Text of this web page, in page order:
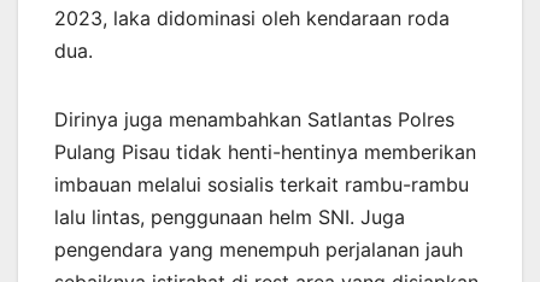
2023, laka didominasi oleh kendaraan roda
dua.
Dirinya juga menambahkan Satlantas Polres
Pulang Pisau tidak henti-hentinya memberikan
imbauan melalui sosialis terkait rambu-rambu
lalu lintas, penggunaan helm SNI. Juga
pengendara yang menempuh perjalanan jauh